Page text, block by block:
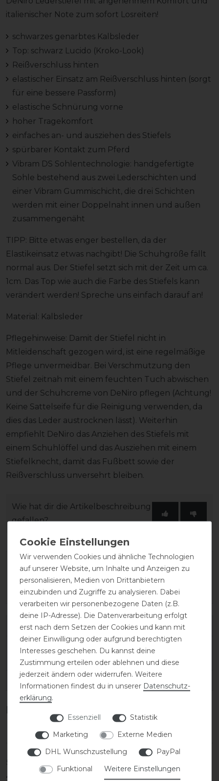
italienischer Note zum sofort Losreiten!
schwarzes genarbtes Kalbsleder
Top: schwarz Lucido (Kroko-Look)
Reißverschluss hinten
elastischer Einsatz am Reißverschluss hinten (sorgt
für eine bessere Passform)
elastische Schnürung vorne
hoher Tragekomfort
einfaches an- und ausziehen des Stiefels
spürbarer Kontakt zum Pferd
Vibram DS Sohlentechnologie: handgefertigte
Sohle bestehend aus zwei Lederschichten und
einer Vibram Gummischicht, die drei Schichten
werden mit einer Doppelnaht innen und außen
zusammengenäht
TIPP: Bitte etwas enger bestellen, da der
Elastikeinsatz etwas nachgibt! Die Schuhgröße fällt
normal aus. Der Stiefel setzt sich mit der Zeit um ca.
1cm. Das Top wie auch die Farbe des Stiefels kann
verändert werden! Spreche uns einfach darauf an!
Material: Kalbsleder
Pflegehinweise: Damit der Stiefel nicht in
Mitleidenschaft gezogen wird, ist eine regelmäßige
Pflege unvermeidbar. Bei Verschmutzung den
Stiefel zeitnah mit einem feuchten Tuch abwischen
und der Schuhcreme von DeNiro pflegen (Achtung!
Keine Sattelseife für die Reinigung verwenden, da
dies das Leder austrocknen lässt). Weiterhin
empfiehlt DeNiro das Anziehen des Stiefels mit
einem Schuhlöffel und das Ausziehen mit einem
Stiefelknecht, damit das Fußbett sowie der
Reißverschluss unversehrt bleiben.
Wie hat dir die Artikelbeschreibung
gefallen?
Varianten-ID:138403
SKU:
salentino/02-quick-black/toplucido-43-
MC/XXS
EAN:
Kundenrezensionen
5
4
0
Wir verwenden Cookies und ähnliche Technologien
auf unserer Website, um Inhalte und Anzeigen zu
personalisieren, Medien von Drittanbietern
einzubinden und Zugriffe zu analysieren. Dabei
verarbeiten wir personenbezogene Daten (z.B.
deine IP-Adresse). Die Datenverarbeitung erfolgt
erst nach dem Setzen der Cookies und kann mit
deiner Einwilligung oder aufgrund berechtigten
Interesses geschehen. Du kannst deine
Zustimmung erteilen oder ablehnen und diese
jederzeit ändern oder widerrufen. Weitere
Informationen findest du in unserer Daten­schutz­
erklärung.
Essenziell
Statistik
Marketing
Externe Medien
DHL Wunschzustellung
PayPal
Funktional
Weitere Einstellungen